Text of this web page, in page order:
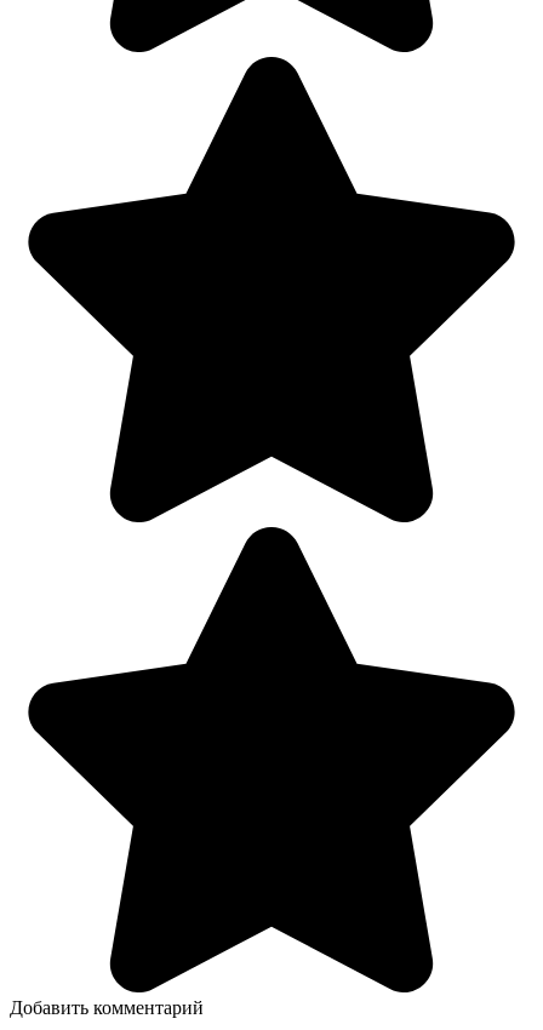
Добавить комментарий